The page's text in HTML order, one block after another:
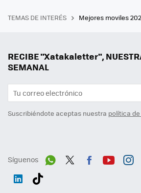
TEMAS DE INTERÉS Mejores moviles
RECIBE "Xatakaletter",
SEMANAL
Suscribiéndote aceptas nuestra política
Síguenos